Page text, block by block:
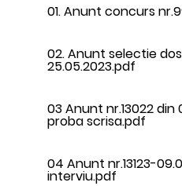
01. Anunt concurs
02. Anunt selectie
25.05.2023.pdf
03 Anunt nr.13022
proba scrisa.pdf
04 Anunt nr.13123-
interviu.pdf